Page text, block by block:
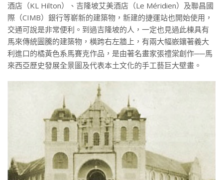
酒店（KL Hilton）、吉隆坡艾美酒店（Le Méridien）及聯昌國
際（CIMB）銀行等嶄新的建築物，新建的捷運站也開始使用，
交通可說是非常便利。到過吉隆坡的人，一定也見過此棟具有
馬來傳統圖騰的建築物，橫跨右左牆上，有兩大幅嵌鑲著義大
利進口的橘黃色系馬賽克作品，是由著名畫家張禮棠創作──馬
來西亞歷史發展全景圖及代表本土文化的手工藝巨大壁畫。